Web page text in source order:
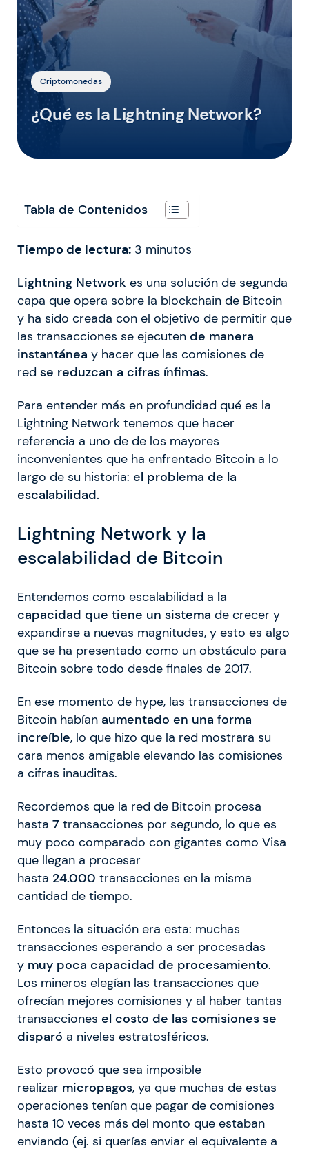
Criptomonedas
¿Qué es la Lightning Network?
Tabla de Contenidos
Tiempo de lectura: 3 minutos
Lightning Network es una solución de segunda
capa que opera sobre la blockchain de Bitcoin
y ha sido creada con el objetivo de permitir que
las transacciones se ejecuten de manera
instantánea y hacer que las comisiones de
red se reduzcan a cifras ínfimas.
Para entender más en profundidad qué es la
Lightning Network tenemos que hacer
referencia a uno de de los mayores
inconvenientes que ha enfrentado Bitcoin a lo
largo de su historia: el problema de la
escalabilidad.
Lightning Network y la
escalabilidad de Bitcoin
Entendemos como escalabilidad a la
capacidad que tiene un sistema de crecer y
expandirse a nuevas magnitudes, y esto es algo
que se ha presentado como un obstáculo para
Bitcoin sobre todo desde finales de 2017.
En ese momento de hype, las transacciones de
Bitcoin habían aumentado en una forma
increíble, lo que hizo que la red mostrara su
cara menos amigable elevando las comisiones
a cifras inauditas.
Recordemos que la red de Bitcoin procesa
hasta 7 transacciones por segundo, lo que es
muy poco comparado con gigantes como Visa
que llegan a procesar
hasta 24.000 transacciones en la misma
cantidad de tiempo.
Entonces la situación era esta: muchas
transacciones esperando a ser procesadas
y muy poca capacidad de procesamiento.
Los mineros elegían las transacciones que
ofrecían mejores comisiones y al haber tantas
transacciones el costo de las comisiones se
disparó a niveles estratosféricos.
Esto provocó que sea imposible
realizar micropagos, ya que muchas de estas
operaciones tenían que pagar de comisiones
hasta 10 veces más del monto que estaban
enviando (ej. si querías enviar el equivalente a